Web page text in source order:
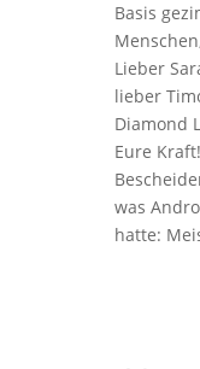
Basis
Lieber
lieber
Diamond
Eure
was
hatte: